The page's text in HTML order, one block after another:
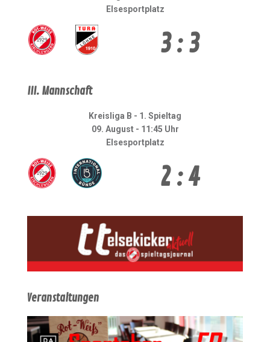
Elsesportplatz
3 : 3
III. Mannschaft
Kreisliga B - 1. Spieltag
09. August - 11:45 Uhr
Elsesportplatz
2 : 4
Veranstaltungen